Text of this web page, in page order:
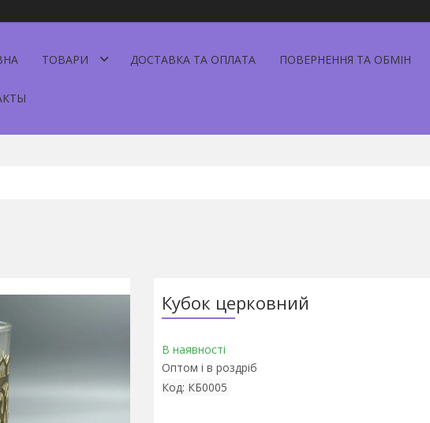
ТОВАРИ ДОСТАВКА ТА ОПЛАТА ПОВЕРНЕННЯ ТА ОБМІН
Кубок церковний
В наявності
Оптом і в роздріб
Код: КБ0005